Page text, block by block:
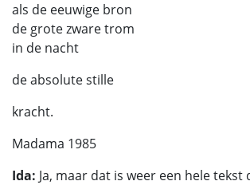
als de eeuwige bron
de grote zware trom
in de nacht
de absolute stille
kracht.
Madama 1985
Ida: Ja, maar dat is weer een hele